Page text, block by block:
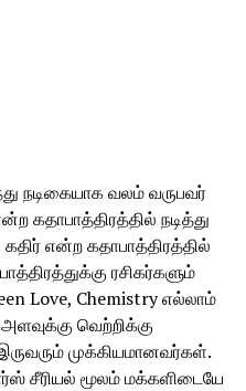
நடிகையாக வலம் வருபவர்
கதாபாத்திரத்தில் நடித்து
என்ற கதாபாத்திரத்தில்
ரசிகர்களும்
Love, Chemistry எல்லாம்
வெற்றிக்கு
முக்கியமானவர்கள்.
சீரியல் மூலம் மக்களிடையே